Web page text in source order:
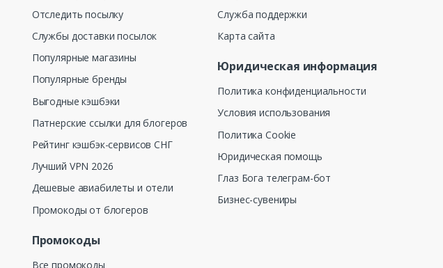
Отследить посылку
Службы доставки посылок
Популярные магазины
Популярные бренды
Выгодные кэшбэки
Патнерские ссылки для блогеров
Рейтинг кэшбэк-сервисов СНГ
Лучший VPN 2026
Дешевые авиабилеты и отели
Промокоды от блогеров
Промокоды
Все промокоды
Служба поддержки
Карта сайта
Юридическая информация
Политика конфиденциальности
Условия использования
Политика Cookie
Юридическая помощь
Глаз Бога телеграм-бот
Бизнес-сувениры